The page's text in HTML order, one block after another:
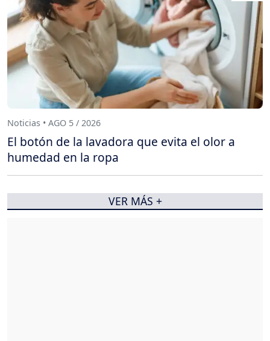
Noticias • AGO 5 / 2026
El botón de la lavadora que evita el olor a
humedad en la ropa
VER MÁS +